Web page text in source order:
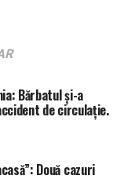
Bărbatul și-a
de circulație.
Două cazuri